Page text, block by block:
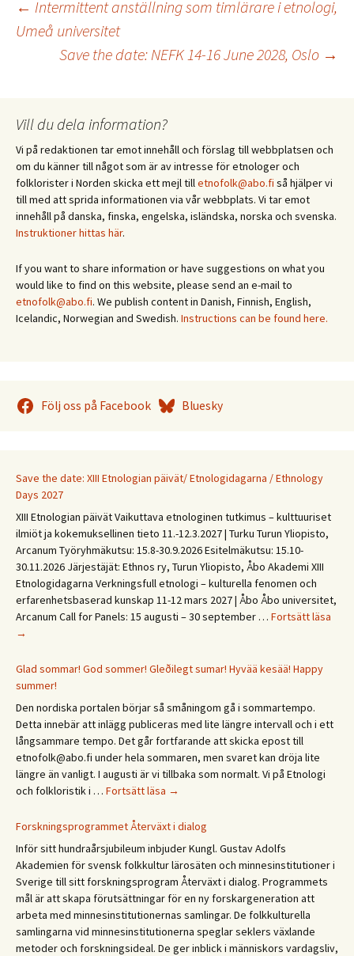
Inläggsnavigering
← Intermittent anställning som timlärare i etnologi,
Umeå universitet
Save the date: NEFK 14-16 June 2028, Oslo →
Vill du dela information?
Vi på redaktionen tar emot innehåll och förslag till webbplatsen och
om du känner till något som är av intresse för etnologer och
folklorister i Norden skicka ett mejl tilletnofolk@abo.fi så hjälper vi
till med att sprida informationen via vår webbplats. Vi tar emot
innehåll på danska, finska, engelska, isländska, norska och svenska.
Instruktioner hittas här.
If you want to share information or have suggestions on what you
would like to find on this website, please send an e-mail to
etnofolk@abo.fi. We publish content in Danish, Finnish, English,
Icelandic, Norwegian and Swedish. Instructions can be found here.
Följ oss på Facebook Bluesky
Save the date: XIII Etnologian päivät/ Etnologidagarna / Ethnology
Days 2027
XIII Etnologian päivät Vaikuttava etnologinen tutkimus – kulttuuriset
ilmiöt ja kokemuksellinen tieto 11.-12.3.2027 | Turku Turun Yliopisto,
Arcanum Työryhmäkutsu: 15.8-30.9.2026 Esitelmäkutsu: 15.10-
30.11.2026 Järjestäjät: Ethnos ry, Turun Yliopisto, Åbo Akademi XIII
Etnologidagarna Verkningsfull etnologi – kulturella fenomen och
erfarenhetsbaserad kunskap 11-12 mars 2027 | Åbo Åbo universitet,
Arcanum Call for Panels: 15 augusti – 30 september … Fortsätt läsa
/
→
Glad sommar! God sommer! Gleðilegt sumar! Hyvää kesää! Happy
summer!
Den nordiska portalen börjar så småningom gå i sommartempo.
Detta innebär att inlägg publiceras med lite längre intervall och i ett
långsammare tempo. Det går fortfarande att skicka epost till
etnofolk@abo.fi under hela sommaren, men svaret kan dröja lite
längre än vanligt. I augusti är vi tillbaka som normalt. Vi på Etnologi
och folkloristik i … Fortsätt läsa Glad
God
Gleðilegt
sumar!
Hyvää
kesää!
Happy
summer!
→
Forskningsprogrammet Återväxt i dialog
Inför sitt hundraårsjubileum inbjuder Kungl. Gustav Adolfs
Akademien för svensk folkkultur lärosäten och minnesinstitutioner i
Sverige till sitt forskningsprogram Återväxt i dialog. Programmets
mål är att skapa förutsättningar för en ny forskargeneration att
arbeta med minnesinstitutionernas samlingar. De folkkulturella
samlingarna vid minnesinstitutionerna speglar seklers växlande
metoder och forskningsideal. De ger inblick i människors vardagsliv,